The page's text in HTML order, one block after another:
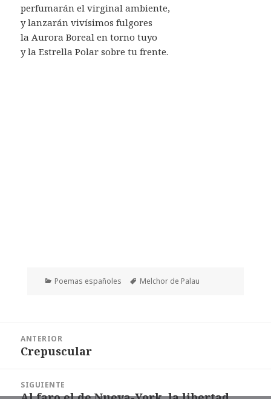
perfumarán el virginal ambiente,
y lanzarán vivísimos fulgores
la Aurora Boreal en torno tuyo
y la Estrella Polar sobre tu frente.
Categorías
Poemas españoles Etiquetas
Melchor de Palau
entradas
ANTERIOR
Entrada
Crepuscular
SIGUIENTE